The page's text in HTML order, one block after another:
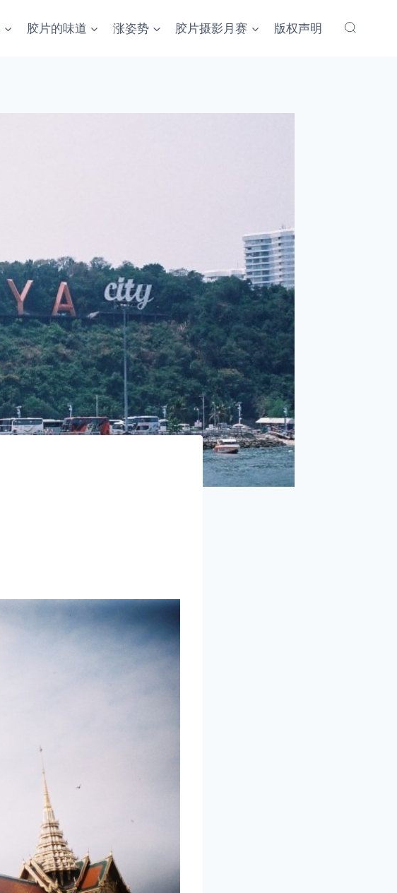
胶片的味道 涨姿势 胶片摄影月赛 版权声明